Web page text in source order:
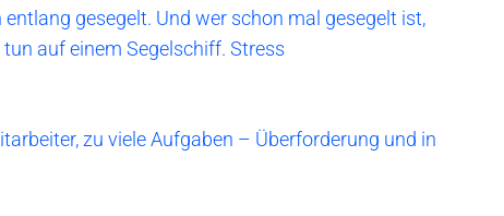
gesegelt. Und wer schon mal gesegelt ist,
auf einem Segelschiff. Stress
zu viele Aufgaben – Überforderung und in